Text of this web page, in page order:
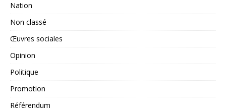
Nation
Non classé
Œuvres sociales
Opinion
Politique
Promotion
Référendum